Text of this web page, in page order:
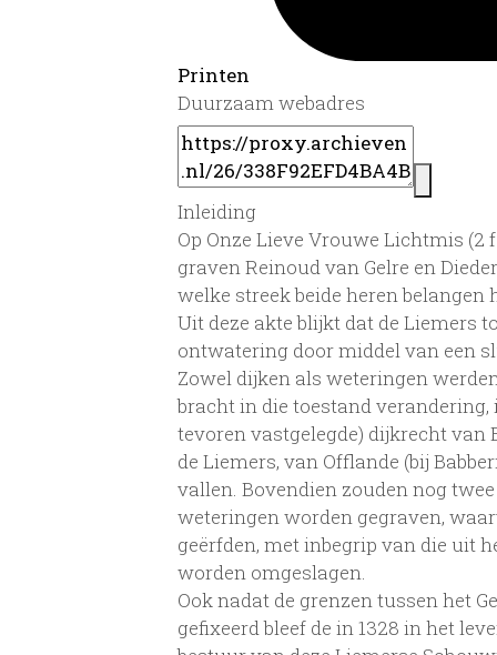
Printen
Duurzaam webadres
Inleiding
Op Onze Lieve Vrouwe Lichtmis (2
graven Reinoud van Gelre en
welke streek beide heren belangen
Uit deze akte blijkt dat de Liemers
ontwatering door middel van een
Zowel dijken als weteringen
bracht in die toestand
tevoren vastgelegde) dijkrecht van
de Liemers, van Offlande (bij
vallen. Bovendien zouden nog
weteringen worden gegraven,
geërfden, met inbegrip van die uit
worden omgeslagen.
Ook nadat de grenzen tussen het
gefixeerd bleef de in 1328 in het